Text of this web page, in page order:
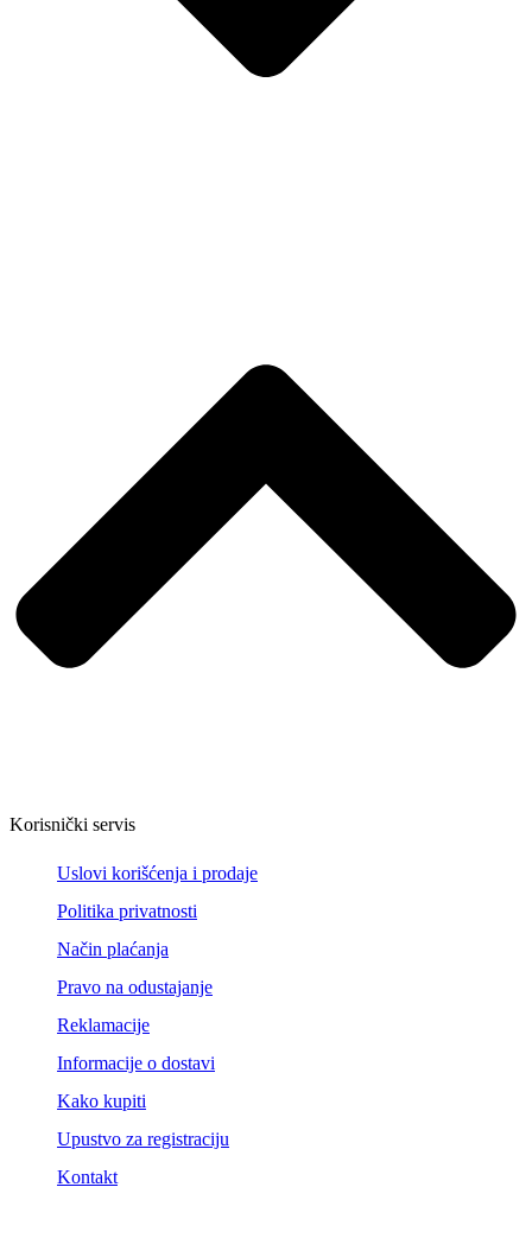
Korisnički servis
Uslovi korišćenja i prodaje
Politika privatnosti
Način plaćanja
Pravo na odustajanje
Reklamacije
Informacije o dostavi
Kako kupiti
Upustvo za registraciju
Kontakt